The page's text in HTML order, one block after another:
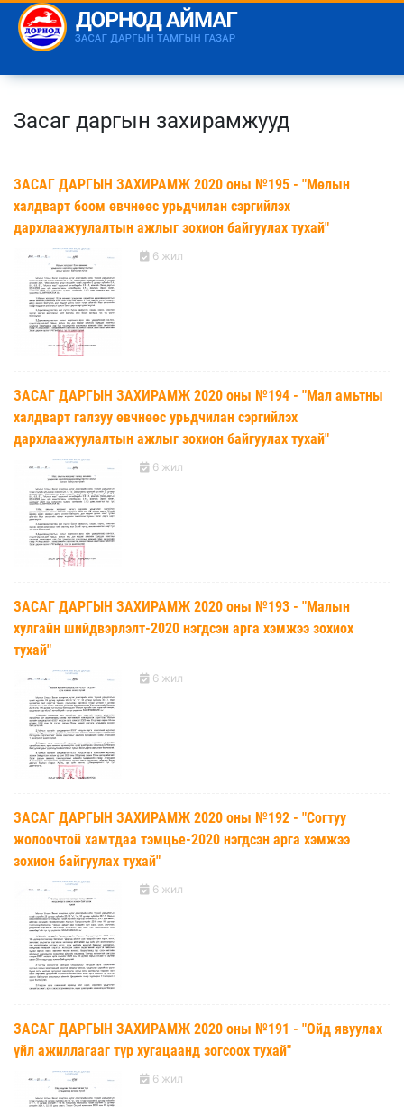
Засаг даргын захирамжууд
ЗАСАГ ДАРГЫН ЗАХИРАМЖ 2020 оны №195 - "Мөлын
халдварт боом өвчнөөс урьдчилан сэргийлэх
дархлаажуулалтын ажлыг зохион байгуулах тухай"
6 жил
ЗАСАГ ДАРГЫН ЗАХИРАМЖ 2020 оны №194 - "Мал амьтны
халдварт галзуу өвчнөөс урьдчилан сэргийлэх
дархлаажуулалтын ажлыг зохион байгуулах тухай"
6 жил
ЗАСАГ ДАРГЫН ЗАХИРАМЖ 2020 оны №193 - "Малын
хулгайн шийдвэрлэлт-2020 нэгдсэн арга хэмжээ зохиох
тухай"
6 жил
ЗАСАГ ДАРГЫН ЗАХИРАМЖ 2020 оны №192 - "Согтуу
жолоочтой хамтдаа тэмцье-2020 нэгдсэн арга хэмжээ
зохион байгуулах тухай"
6 жил
ЗАСАГ ДАРГЫН ЗАХИРАМЖ 2020 оны №191 - "Ойд явуулах
үйл ажиллагааг түр хугацаанд зогсоох тухай"
6 жил